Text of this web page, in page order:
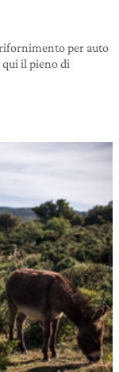
per auto
qui il pieno di